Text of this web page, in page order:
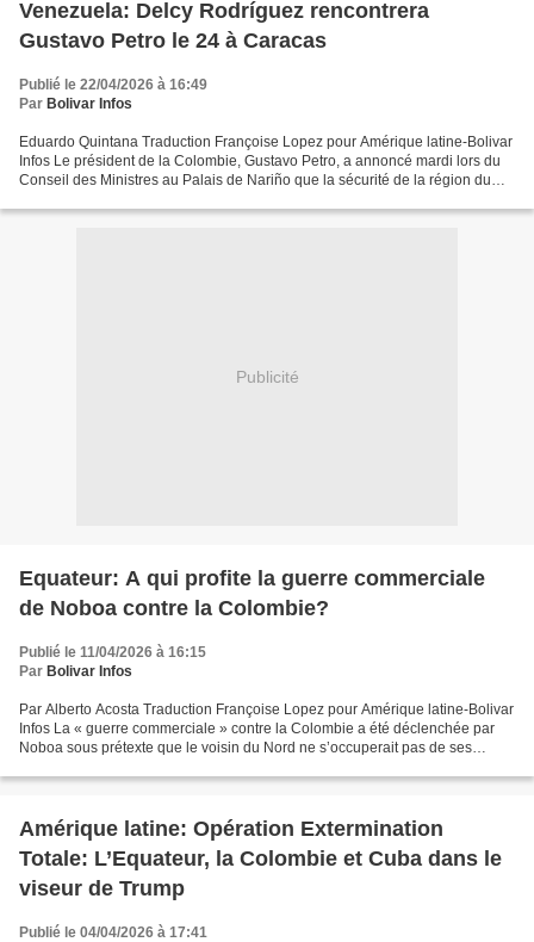
Venezuela: Delcy Rodríguez rencontrera
Gustavo Petro le 24 à Caracas
Publié le 22/04/2026 à 16:49
Par Bolivar Infos
Eduardo Quintana Traduction Françoise Lopez pour Amérique latine-Bolivar
Infos Le président de la Colombie, Gustavo Petro, a annoncé mardi lors du
Conseil des Ministres au Palais de Nariño que la sécurité de la région du
Publicité
Equateur: A qui profite la guerre commerciale
de Noboa contre la Colombie?
Publié le 11/04/2026 à 16:15
Par Bolivar Infos
Par Alberto Acosta Traduction Françoise Lopez pour Amérique latine-Bolivar
Infos La « guerre commerciale » contre la Colombie a été déclenchée par
Noboa sous prétexte que le voisin du Nord ne s’occuperait pas de ses
Amérique latine: Opération Extermination
Totale: L’Equateur, la Colombie et Cuba dans le
viseur de Trump
Publié le 04/04/2026 à 17:41